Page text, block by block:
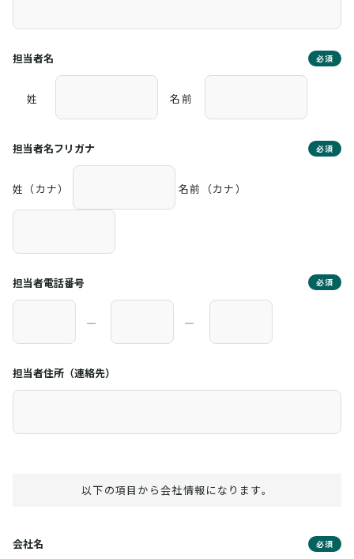
担当者名 必須
姓 名前
担当者名フリガナ 必須
姓（カナ） 名前（カナ）
担当者電話番号 必須
― ―
担当者住所（連絡先）
以下の項目から会社情報になります。
会社名 必須